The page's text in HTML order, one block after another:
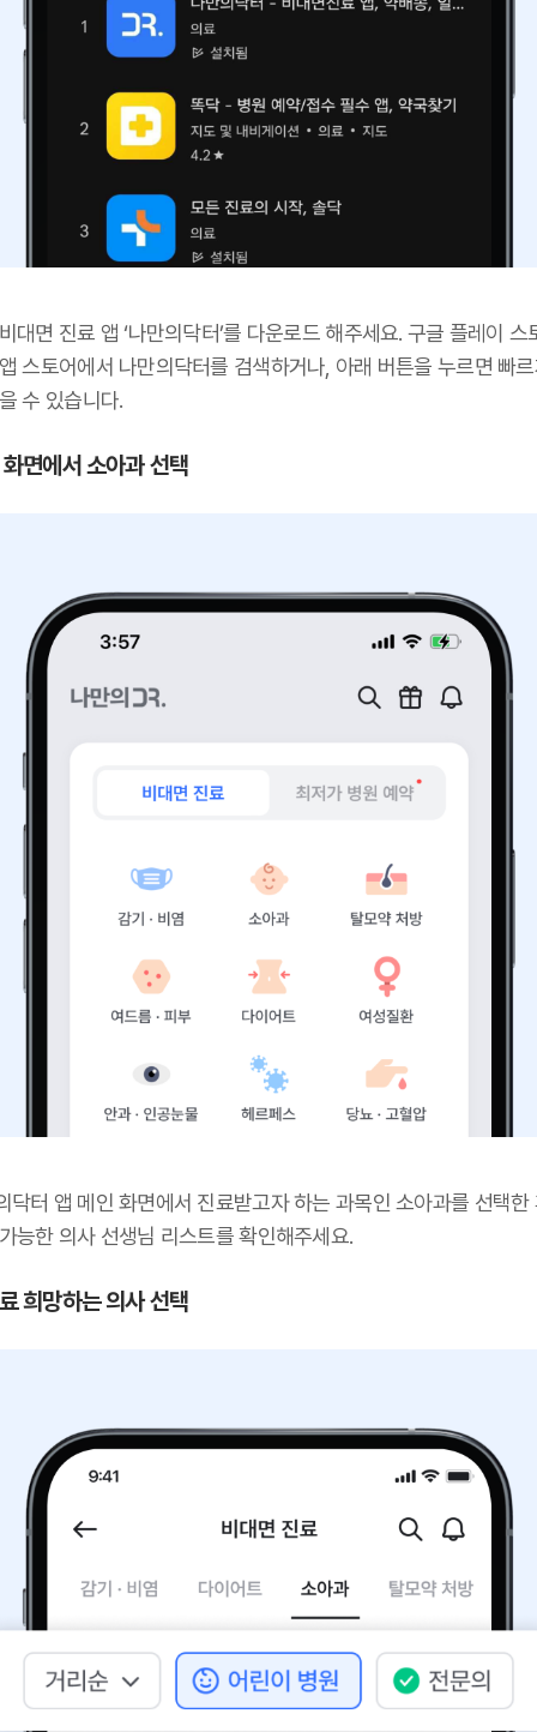
대면 진료 앱 ‘나만의닥터’를 다운로드 해주세요. 구글 플레이 스
스토어에서 나만의닥터를 검색하거나, 아래 버튼을 누르면 빠
수 있습니다.
면에서 소아과 선택
닥터 앱 메인 화면에서 진료받고자 하는 과목인 소아과를 선택한
능한 의사 선생님 리스트를 확인해주세요.
희망하는 의사 선택